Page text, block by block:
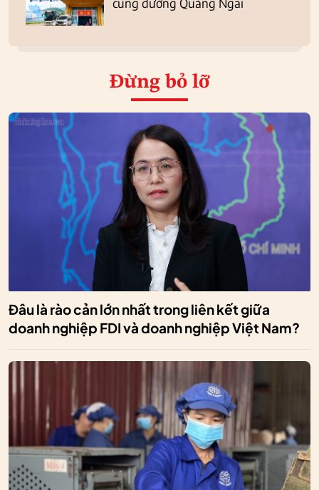
Đừng bỏ lỡ
Đâu là rào cản lớn nhất trong liên kết giữa
doanh nghiệp FDI và doanh nghiệp Việt Nam?